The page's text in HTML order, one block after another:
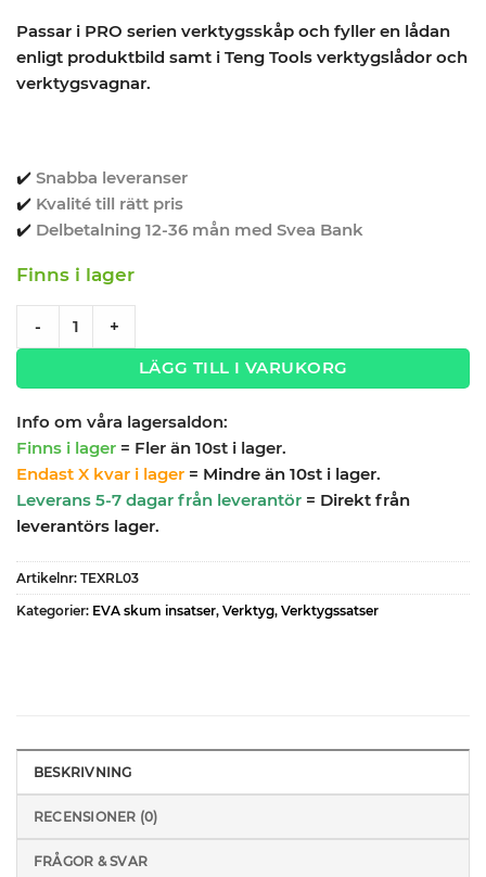
Passar i PRO serien verktygsskåp och fyller en lådan
enligt produktbild samt i Teng Tools verktygslådor och
verktygsvagnar.
✔️ Snabba leveranser
✔️ Kvalité till rätt pris
✔️ Delbetalning 12-36 mån med Svea Bank
Finns i lager
- +
LÄGG TILL I VARUKORG
Info om våra lagersaldon:
Finns i lager = Fler än 10st i lager.
Endast X kvar i lager = Mindre än 10st i lager.
Leverans 5-7 dagar från leverantör = Direkt från
leverantörs lager.
Artikelnr: TEXRL03
Kategorier: EVA skum insatser, Verktyg, Verktygssatser
BESKRIVNING
RECENSIONER (0)
FRÅGOR & SVAR